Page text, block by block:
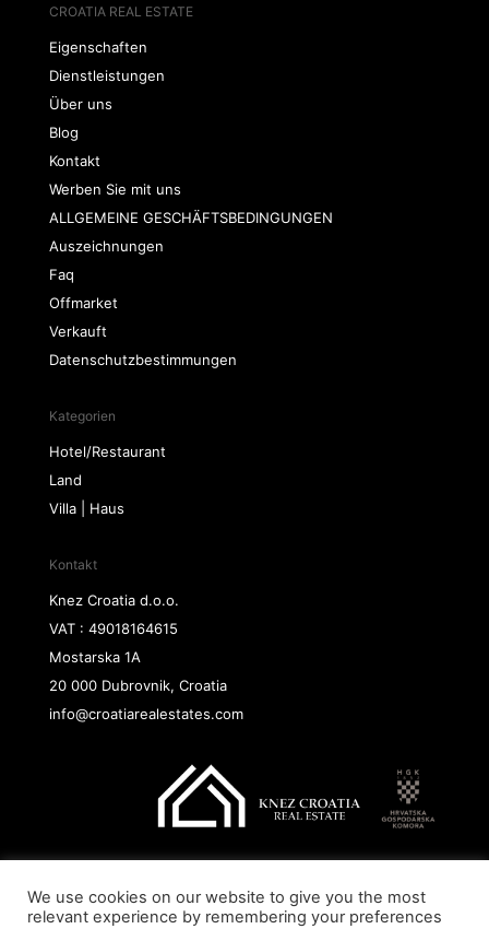
CROATIA REAL ESTATE
Eigenschaften
Dienstleistungen
Über uns
Blog
Kontakt
Werben Sie mit uns
ALLGEMEINE GESCHÄFTSBEDINGUNGEN
Auszeichnungen
Faq
Offmarket
Verkauft
Datenschutzbestimmungen
Kategorien
Hotel/Restaurant
Land
Villa | Haus
Kontakt
Knez Croatia d.o.o.
VAT : 49018164615
Mostarska 1A
20 000 Dubrovnik, Croatia
info@croatiarealestates.com
Copyright@ 2026 Knez Croatia d.o.o.
We use cookies on our website to give you the most
relevant experience by remembering your preferences